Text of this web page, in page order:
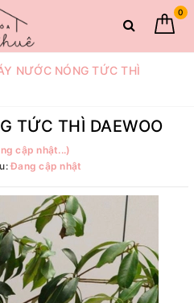
0
NƯỚC NÓNG TỨC THÌ
TỨC THÌ DAEWOO
cập nhật...)
Đang cập nhật